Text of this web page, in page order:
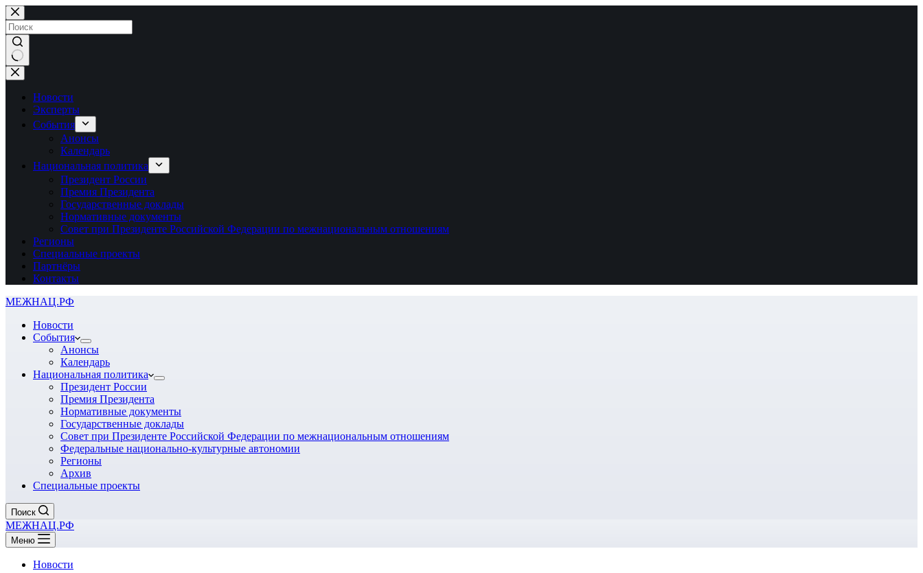
Перейти
к
сути
Ничего
не
найденоНовости
Эксперты
События
Анонсы
Календарь
Национальная политика
Президент России
Премия Президента
Государственные доклады
Нормативные документы
Совет при Президенте Российской Федерации по межнациональным отношениям
Регионы
Специальные проекты
Партнёры
Контакты
МЕЖНАЦ.РФ
Новости
События
Анонсы
Календарь
Национальная политика
Президент России
Премия Президента
Нормативные документы
Государственные доклады
Совет при Президенте Российской Федерации по межнациональным отношениям
Федеральные национально-культурные автономии
Регионы
Архив
Специальные проекты
Поиск
МЕЖНАЦ.РФ
Меню
Новости